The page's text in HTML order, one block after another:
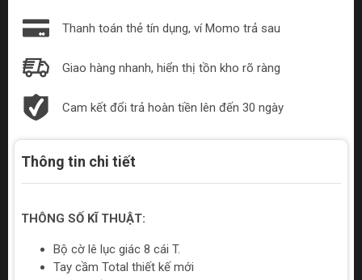
Thanh toán thẻ tín dụng, ví Momo trả sau
Giao hàng nhanh, hiển thị tồn kho rõ ràng
Cam kết đổi trả hoàn tiền lên đến 30 ngày
Thông tin chi tiết
THÔNG SỐ KĨ THUẬT:
Bộ cờ lê lục giác 8 cái T.
Tay cầm Total thiết kế mới